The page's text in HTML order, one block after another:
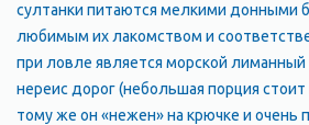
султанки питаются мелкими донными
любимым их лакомством и
при ловле является морской лиманный
нереис дорог (небольшая порция
тому же он «нежен» на крючке и очень